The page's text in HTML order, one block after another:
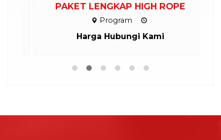
PAKET LENGKAP HIGH ROPE
Program
Harga Hubungi Kami